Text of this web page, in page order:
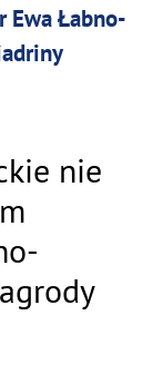
Ewa Łabno-
nie